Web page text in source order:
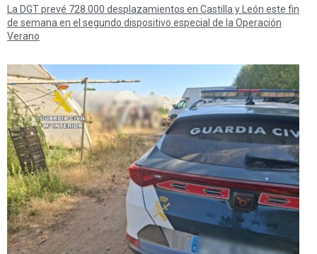
La DGT prevé 728.000 desplazamientos en Castilla y León este fin
de semana en el segundo dispositivo especial de la Operación
Verano